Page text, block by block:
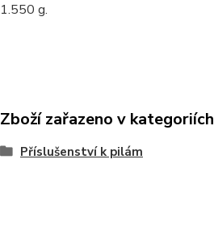
1.550 g.
Zboží zařazeno v kategoriích
Příslušenství k pilám